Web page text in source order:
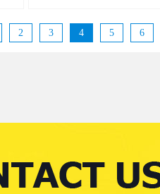
2 3 4 5 6